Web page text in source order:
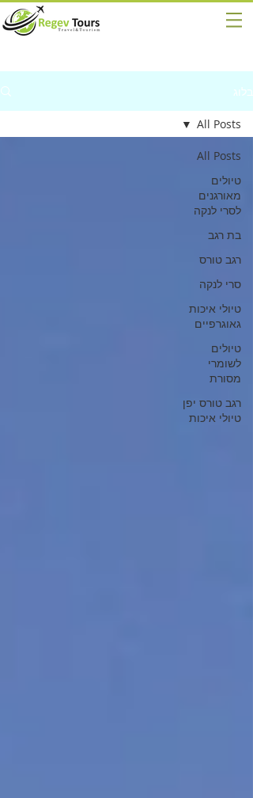
בלוג
All Posts
טיולים
מאורגנים
לסרי לנקה
בת רגב
רגב טורס
סרי לנקה
טיולי איכות
גאוגרפיים
טיולים
לשומרי
מסורת
רגב טורס יפן
טיולי איכות
All Posts